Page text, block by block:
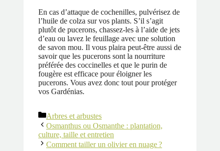
En cas d’attaque de cochenilles, pulvérisez de
l’huile de colza sur vos plants. S’il s’agit
plutôt de pucerons, chassez-les à l’aide de jets
d’eau ou lavez le feuillage avec une solution
de savon mou. Il vous plaira peut-être aussi de
savoir que les pucerons sont la nourriture
préférée des coccinelles et que le purin de
fougère est efficace pour éloigner les
pucerons. Vous avez donc tout pour protéger
vos Gardénias.
Catégories
Arbres et arbustes
Osmanthus ou Osmanthe : plantation,
culture, taille et entretien
Comment tailler un olivier en nuage ?